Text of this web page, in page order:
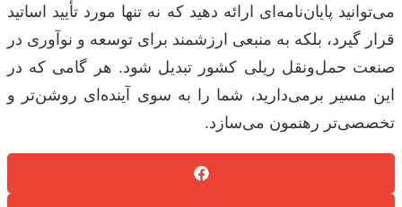
می‌توانید پایان‌نامه‌ای ارائه دهید که نه تنها مورد تأیید اساتید
قرار گیرد، بلکه به منبعی ارزشمند برای توسعه و نوآوری در
صنعت حمل‌ونقل ریلی کشور تبدیل شود. هر گامی که در
این مسیر برمی‌دارید، شما را به سوی آینده‌ای روشن‌تر و
تخصصی‌تر رهنمون می‌سازد.